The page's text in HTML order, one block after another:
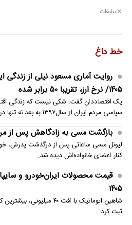
تبلیغات
خط داغ
۱۴۰۵/ نرخ ارز، تقریبا ۵۰ برابر شده
یک اقتصاددان گفت: شکی نیست که زندگی
سیاسی مردم ایران از سال۱۳۹۷ به بعد نه تنها در مجموع،…
بازگشت مسی به زادگاهش پس از
لیونل مسی ساعاتی پس از درگذشت پدرش،
کنار اعضای خانواده‌اش دیده شد.
۱۴۰۵
شاهین اتوماتیک با افت ۴۰
ثبت کرد